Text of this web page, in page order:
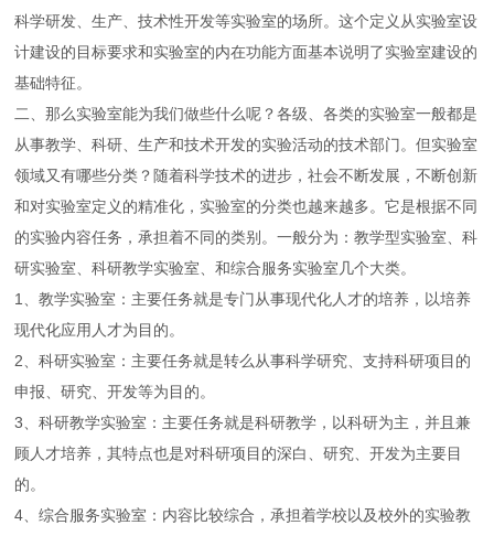
科学研发、生产、技术性开发等实验室的场所。这个定义从实验室设
计建设的目标要求和实验室的内在功能方面基本说明了实验室建设的
基础特征。
二、那么实验室能为我们做些什么呢？各级、各类的实验室一般都是
从事教学、科研、生产和技术开发的实验活动的技术部门。但实验室
领域又有哪些分类？随着科学技术的进步，社会不断发展，不断创新
和对实验室定义的精准化，实验室的分类也越来越多。它是根据不同
的实验内容任务，承担着不同的类别。一般分为：教学型实验室、科
研实验室、科研教学实验室、和综合服务实验室几个大类。
1、教学实验室：主要任务就是专门从事现代化人才的培养，以培养
现代化应用人才为目的。
2、科研实验室：主要任务就是转么从事科学研究、支持科研项目的
申报、研究、开发等为目的。
3、科研教学实验室：主要任务就是科研教学，以科研为主，并且兼
顾人才培养，其特点也是对科研项目的深白、研究、开发为主要目
的。
4、综合服务实验室：内容比较综合，承担着学校以及校外的实验教